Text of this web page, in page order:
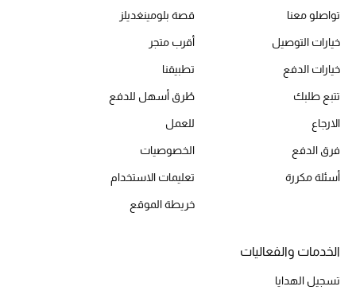
تواصلو معنا
خيارات التوصيل
خيارات الدفع
تتبع طلبك
الارجاع
فرق الدفع
أسئلة مكررة
قصة بلومينغديلز
أقرب متجر
تطبيقنا
طُرق أسهل للدفع
للعمل
الخصوصيات
تعليمات الاستخدام
خريطة الموقع
الخدمات والفعاليات
تسجيل الهدايا